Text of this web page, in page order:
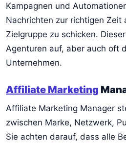
Kampagnen und
Nachrichten zur richtigen Zeit
Zielgruppe zu schicken.
Agenturen auf, aber auch oft
Unternehmen.
Affiliate Marketing
Affiliate Marketing Manager
zwischen Marke, Netzwerk,
Sie achten darauf, dass alle